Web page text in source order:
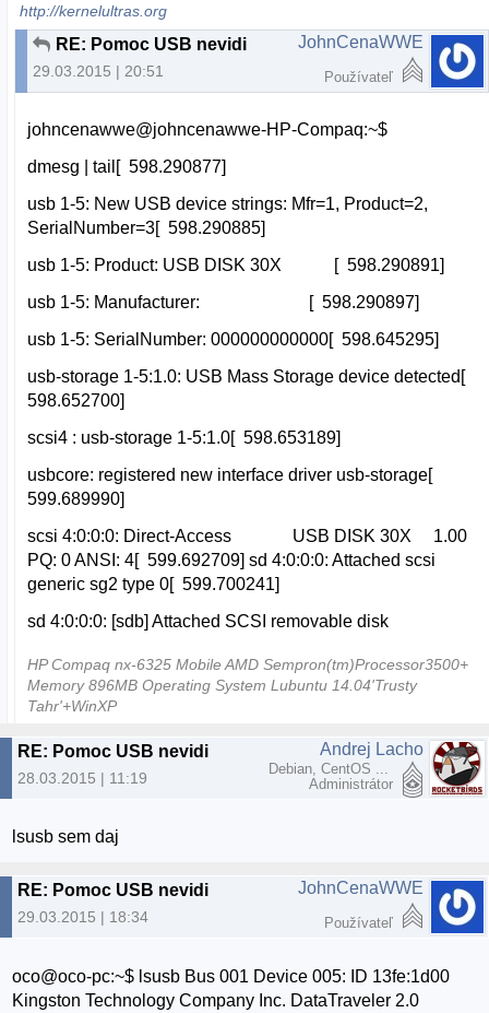
http://kernelultras.org
RE: Pomoc USB nevidi
29.03.2015 | 20:51
JohnCenaWWE
Používateľ
johncenawwe@johncenawwe-HP-Compaq:~$
dmesg | tail[ 598.290877]
usb 1-5: New USB device strings: Mfr=1, Product=2,
SerialNumber=3[ 598.290885]
usb 1-5: Product: USB DISK 30X [ 598.290891]
usb 1-5: Manufacturer: [ 598.290897]
usb 1-5: SerialNumber: 000000000000[ 598.645295]
usb-storage 1-5:1.0: USB Mass Storage device detected[
598.652700]
scsi4 : usb-storage 1-5:1.0[ 598.653189]
usbcore: registered new interface driver usb-storage[
599.689990]
scsi 4:0:0:0: Direct-Access USB DISK 30X 1.00
PQ: 0 ANSI: 4[ 599.692709] sd 4:0:0:0: Attached scsi
generic sg2 type 0[ 599.700241]
sd 4:0:0:0: [sdb] Attached SCSI removable disk
HP Compaq nx-6325 Mobile AMD Sempron(tm)Processor3500+
Memory 896MB Operating System Lubuntu 14.04'Trusty
Tahr'+WinXP
RE: Pomoc USB nevidi
28.03.2015 | 11:19
Andrej Lacho
Debian, CentOS ...
Administrátor
lsusb sem daj
RE: Pomoc USB nevidi
29.03.2015 | 18:34
JohnCenaWWE
Používateľ
oco@oco-pc:~$ lsusb Bus 001 Device 005: ID 13fe:1d00
Kingston Technology Company Inc. DataTraveler 2.0